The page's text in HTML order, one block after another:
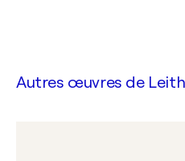
Autres œuvres de